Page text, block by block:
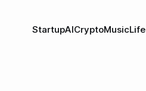
StartupAICryptoMusicLife